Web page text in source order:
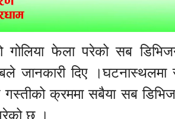
गोलिया फेला परेको सब
जानकारी दिए ।घटनास्थलमा
गस्तीको क्रममा सबैया सब
छ ।